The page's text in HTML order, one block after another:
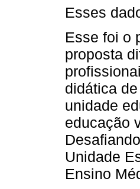
Esses
Esse foi o
proposta
didática
unidade
educação
Unidade
Ensino